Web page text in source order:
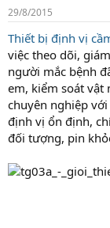
g
29/8/2015
Thiết bị định vị
việc theo dõi,
người mắc bệnh
em, kiểm soát vật
chuyên nghiệp
định vị ổn định,
đối tượng, pin